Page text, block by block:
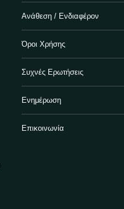
Ανάθεση / Ενδιαφέρον
Όροι Χρήσης
Συχνές Ερωτήσεις
Ενημέρωση
Επικοινωνία